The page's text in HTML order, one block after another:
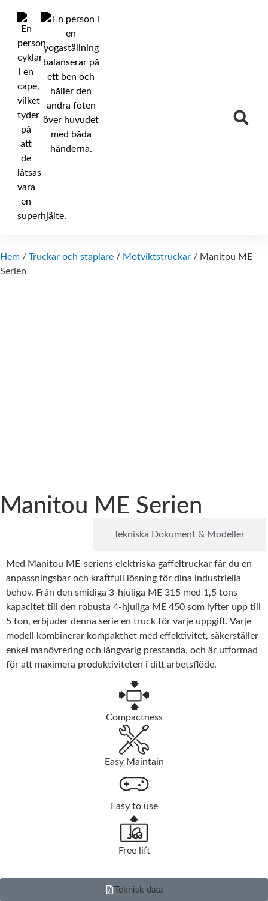
Hem / Truckar och staplare / Motviktstruckar / Manitou ME
Serien
Manitou ME Serien
Tekniska Dokument & Modeller
Med Manitou ME-seriens elektriska gaffeltruckar får du en
anpassningsbar och kraftfull lösning för dina industriella
behov. Från den smidiga 3-hjuliga ME 315 med 1,5 tons
kapacitet till den robusta 4-hjuliga ME 450 som lyfter upp till
5 ton, erbjuder denna serie en truck för varje uppgift. Varje
modell kombinerar kompakthet med effektivitet, säkerställer
enkel manövrering och långvarig prestanda, och är utformad
för att maximera produktiviteten i ditt arbetsflöde.
Compactness
Easy Maintain
Easy to use
Free lift
Teknisk data